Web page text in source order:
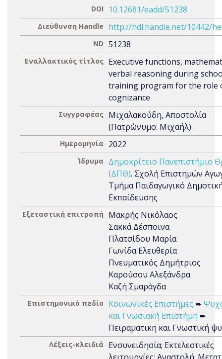
DOI 10.12681/eadd/51238
Διεύθυνση Handle http://hdl.handle.net/10442/
ND 51238
Εναλλακτικός τίτλος Executive functions,
verbal reasoning during
training program for the role
cognizance
Συγγραφέας Μιχαλακούδη, Αποστολία
(Πατρώνυμο: Μιχαήλ)
Ημερομηνία 2022
Ίδρυμα
Δημοκρίτειο Πανεπιστήμιο
(ΔΠΘ). Σχολή Επιστημών
Τμήμα Παιδαγωγικό
Εκπαίδευσης
Εξεταστική επιτροπή
Μακρής Νικόλαος
Σακκά Δέσποινα
Πλατσίδου Μαρία
Γωνίδα Ελευθερία
Πνευματικός Δημήτριος
Καρούσου Αλεξάνδρα
Καζή Σμαράγδα
Επιστημονικό πεδίο Κοινωνικές Επιστήμες ➨
και Γνωσιακή Επιστήμη ➨
Πειραματικη και Γνωστική
Λέξεις-κλειδιά
Ενσυνειδησία; Εκτελεστικές